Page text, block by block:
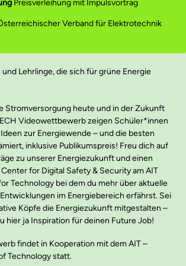
Preisverleihung mit Impulsvortrag
Verband für Elektrotechnik
Lehrlinge, die sich für grüne Energie
Stromversorgung heute und in der Zukunft
Videowettbewerb zeigen Schüler*innen
zur Energiewende – und die besten
inklusive Publikumspreis! Freu dich auf
zu unserer Energiezukunft und einen
for Digital Safety & Security am AIT
Technology bei dem du mehr über aktuelle
im Energiebereich erfährst. Sei
Köpfe die Energiezukunft mitgestalten –
hier ja Inspiration für deinen Future Job!
findet in Kooperation mit dem AIT –
Technology statt.